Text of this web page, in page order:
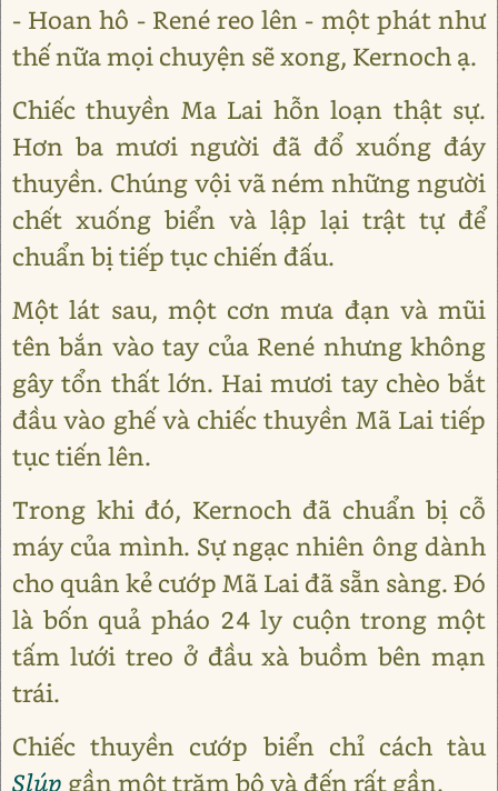
- Hoan hô - René reo lên - một phát như
thế nữa mọi chuyện sẽ xong, Kernoch ạ.
Chiếc thuyền Ma Lai hỗn loạn thật sự.
Hơn ba mươi người đã đổ xuống đáy
thuyền. Chúng vội vã ném những người
chết xuống biển và lập lại trật tự để
chuẩn bị tiếp tục chiến đấu.
Một lát sau, một cơn mưa đạn và mũi
tên bắn vào tay của René nhưng không
gây tổn thất lớn. Hai mươi tay chèo bắt
đầu vào ghế và chiếc thuyền Mã Lai tiếp
tục tiến lên.
Trong khi đó, Kernoch đã chuẩn bị cỗ
máy của mình. Sự ngạc nhiên ông dành
cho quân kẻ cướp Mã Lai đã sẵn sàng. Đó
là bốn quả pháo 24 ly cuộn trong một
tấm lưới treo ở đầu xà buồm bên mạn
trái.
Chiếc thuyền cướp biển chỉ cách tàu
Slúp gần một trăm bộ và đến rất gần.